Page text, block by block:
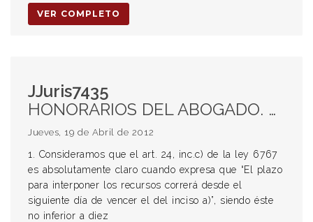
VER COMPLETO
JJuris7435
HONORARIOS DEL ABOGADO. EJECUCIÓN FISCAL. RECURSOS DE NULIDAD Y APELACIÓN. APLICACIÓN DEL ART 24 INC C) LEY 6767. PLAZO PARA INTERPONER RECURSOS. VENCIMIENTO DE LOS DIEZ DÍAS QUE SE OTORGAN PARA COMPARECER AL ANTIGUO REPRESENTADO. RECURSOS PLANTEADOS EN TIEMPO. INNECESARIDAD DEL TRASLADO DEL PEDIDO DE REGULACIÓN DE HONORARIOS. INNECESARIDAD DE FORMACIÓN DE INCIDENTE. DISCUSIÓN POSTERIOR DEL MONTO. REGULACIÓN DE HONORARIOS EN BASE AL ART 7 INC 5° LEY 6767.
Jueves, 19 de Abril de 2012
1. Consideramos que el art. 24, inc.c) de la ley 6767
es absolutamente claro cuando expresa que “El plazo
para interponer los recursos correrá desde el
siguiente día de vencer el del inciso a)”, siendo éste
no inferior a diez